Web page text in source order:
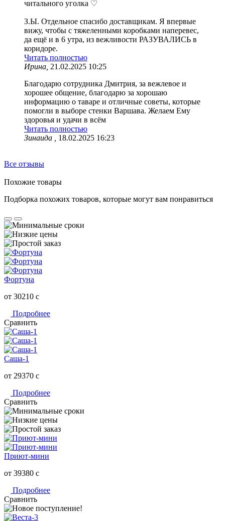
читального уголка ♡
З.Ы. Отдельное спасибо доставщикам. Я впервые
вижу, чтобы с тяжеленными коробками наперевес,
да ещё и в 6 утра, из вежливости РАЗУВАЛИСЬ в
коридоре.
Читать полностью
Ирина, 21.02.2025 10:25
Благодарю сотрудника Дмитрия, за вежлевое и
хорошее общение, благодарю за хорошаю
информацию о таваре и отличные советы, которые
помогли в выборе стенки Варшава. Желаем Ему
здоровья и удачи в всём
Читать полностью
Зинаида ,
18.02.2025 16:23
Все отзывы
Похожие товары
Подборка похожих товаров, которые могут вам понравиться
Фортуна
от 30210 c
Подробнее
Сравнить
Саша-1
от 29370 c
Подробнее
Сравнить
Приют-мини
от 39380 c
Подробнее
Сравнить